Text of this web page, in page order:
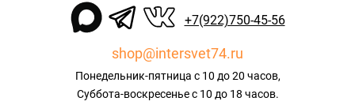
+7(922)750-45-56
shop@intersvet74.ru
Понедельник-пятница с 10 до 20 часов,
Суббота-воскресенье с 10 до 18 часов.